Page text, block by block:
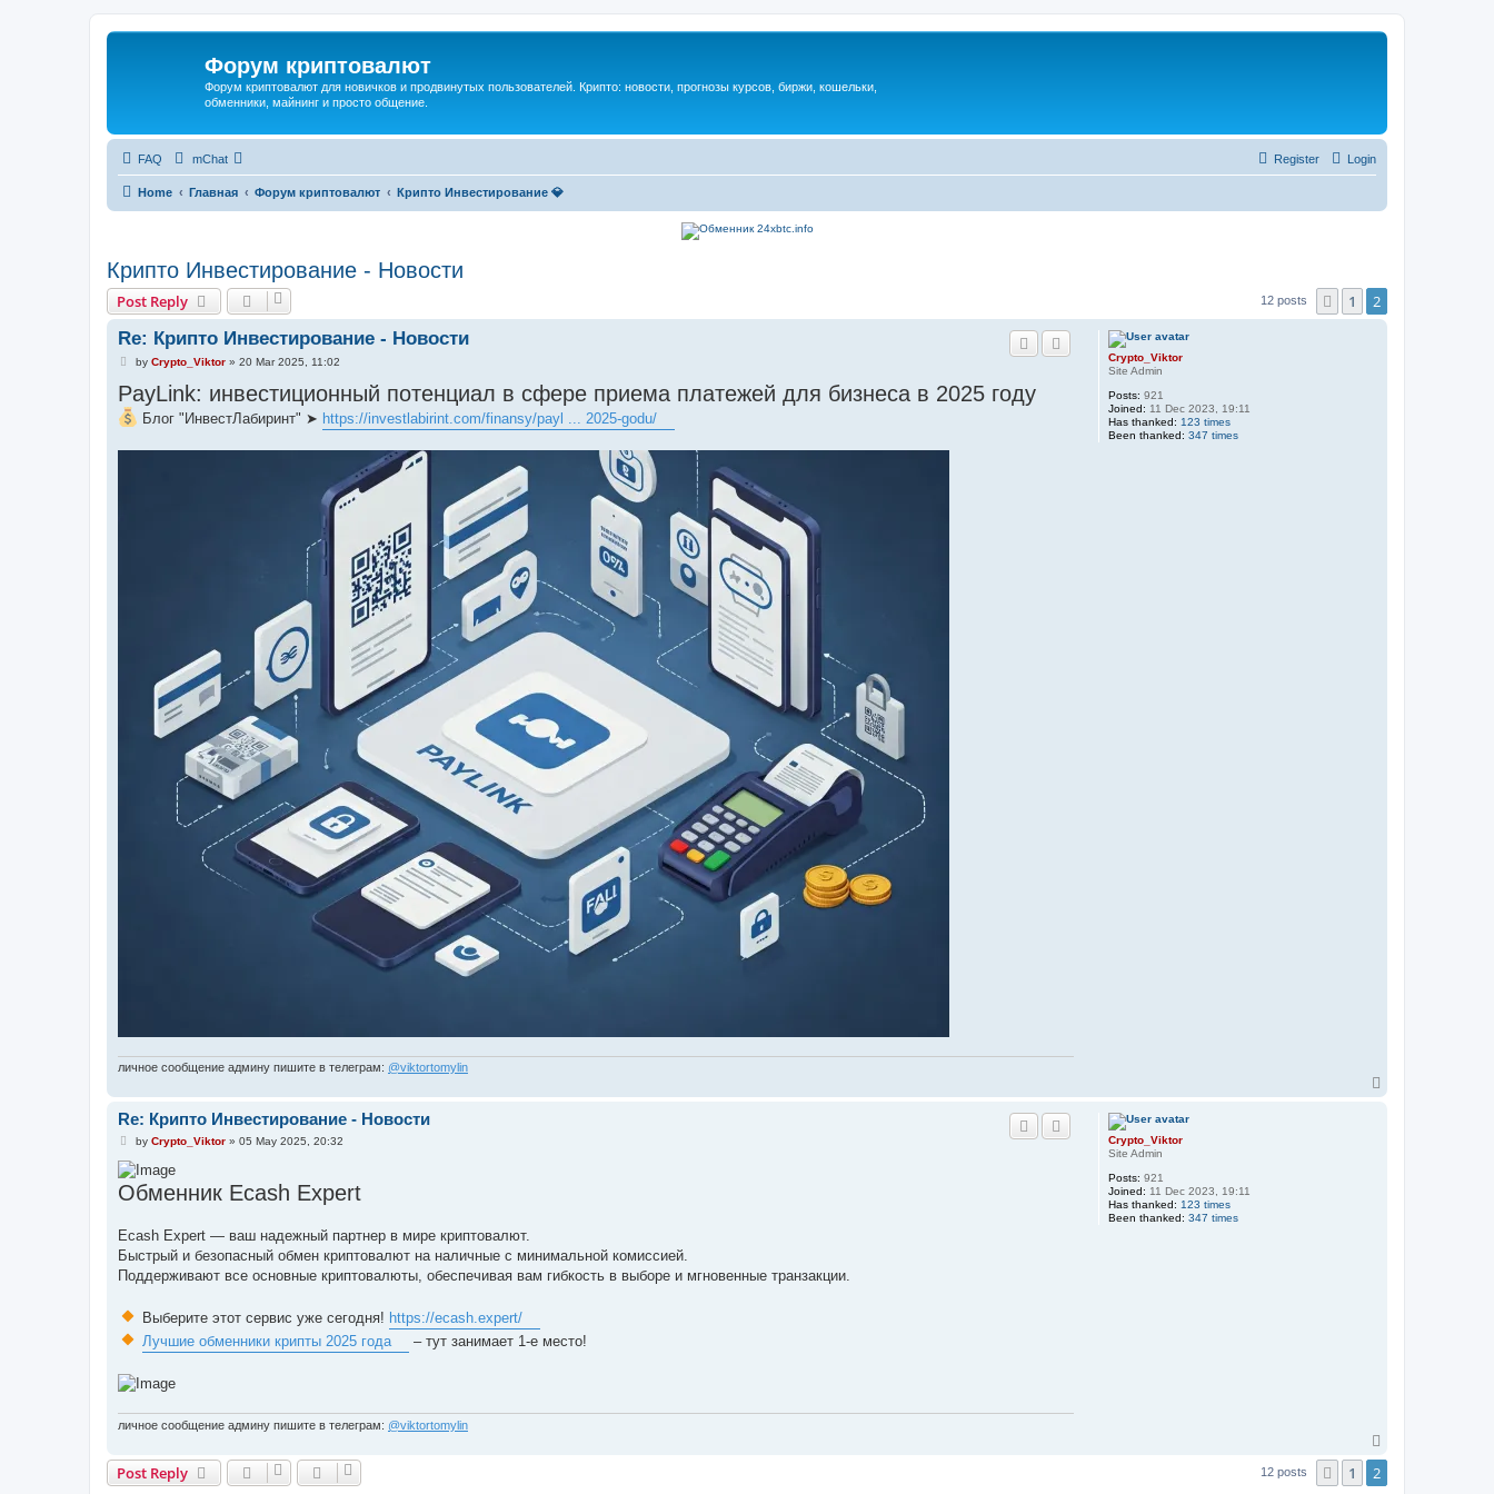
Форум криптовалют
Форум криптовалют для новичков и продвинутых пользователей. Крипто: новости, прогнозы курсов, биржи, кошельки,
обменники, майнинг и просто общение.
FAQ mChat Login
Register
Home Главная Форум криптовалют Крипто Инвестирование 💎
Крипто Инвестирование - Новости
Post Reply 12 posts Previous
1 2
Crypto_Viktor
Site Admin
Posts: 921
Joined: 11 Dec 2023, 19:11
Has thanked: 123 times
Been thanked: 347 times
Re: Крипто Инвестирование - Новости
P
s
t
by Crypto_Viktor» 20 Mar 2025, 11:02
PayLink: инвестиционный потенциал в сфере приема платежей для бизнеса в 2025 году
Блог "ИнвестЛабиринт" ➤ https://investlabirint.com/finansy/payl ... 2025-godu/
личное сообщение админу пишите в телеграм: @viktortomylin
Crypto_Viktor
Site Admin
Posts: 921
Joined: 11 Dec 2023, 19:11
Has thanked: 123 times
Been thanked: 347 times
Re: Крипто Инвестирование - Новости
P
s
t
by Crypto_Viktor» 05 May 2025, 20:32
Обменник Ecash Expert
Ecash Expert — ваш надежный партнер в мире криптовалют.
Быстрый и безопасный обмен криптовалют на наличные с минимальной комиссией.
Поддерживают все основные криптовалюты, обеспечивая вам гибкость в выборе и мгновенные транзакции.
Выберите этот сервис уже сегодня! https://ecash.expert/
Лучшие обменники крипты 2025 года
– тут занимает 1-е место!
личное сообщение админу пишите в телеграм: @viktortomylin
Post Reply 12 posts Previous
1 2